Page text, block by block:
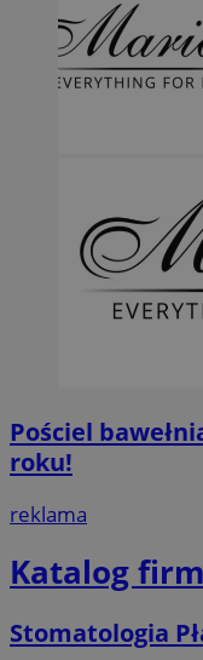
Pościel
roku!
reklama
Katalog firm
Stomatologia